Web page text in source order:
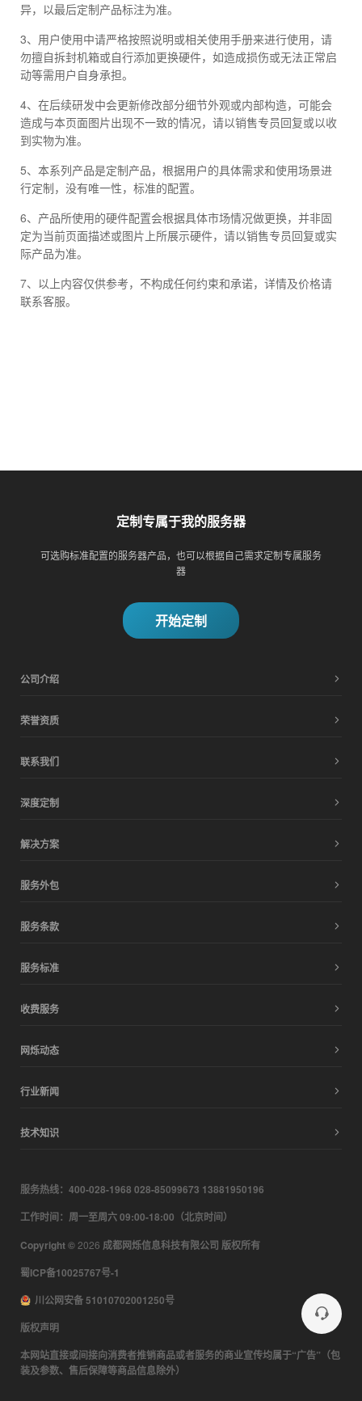
异，以最后定制产品标注为准。
3、用户使用中请严格按照说明或相关使用手册来进行使用，请
勿擅自拆封机箱或自行添加更换硬件，如造成损伤或无法正常启
动等需用户自身承担。
4、在后续研发中会更新修改部分细节外观或内部构造，可能会
造成与本页面图片出现不一致的情况，请以销售专员回复或以收
到实物为准。
5、本系列产品是定制产品，根据用户的具体需求和使用场景进
行定制，没有唯一性，标准的配置。
6、产品所使用的硬件配置会根据具体市场情况做更换，并非固
定为当前页面描述或图片上所展示硬件，请以销售专员回复或实
际产品为准。
7、以上内容仅供参考，不构成任何约束和承诺，详情及价格请
联系客服。
定制专属于我的服务器
可选购标准配置的服务器产品，也可以根据自己需求定制专属服务
器
开始定制
公司介绍
荣誉资质
联系我们
深度定制
解决方案
服务外包
服务条款
服务标准
收费服务
网烁动态
行业新闻
技术知识
服务热线：400-028-1968 028-85099673 13881950196
工作时间：周一至周六 09:00-18:00（北京时间）
Copyright © 2026 成都网烁信息科技有限公司 版权所有
蜀ICP备10025767号-1
川公网安备 51010702001250号
版权声明
本网站直接或间接向消费者推销商品或者服务的商业宣传均属于“广告”（包
装及参数、售后保障等商品信息除外）